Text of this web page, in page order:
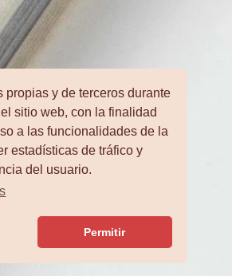
propias y de terceros durante
sitio web, con la finalidad
a las funcionalidades de la
estadísticas de tráfico y
del usuario.
Permitir